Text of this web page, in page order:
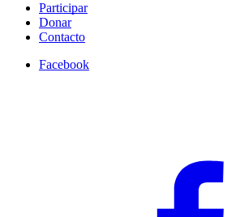
Participar
Donar
Contacto
Facebook